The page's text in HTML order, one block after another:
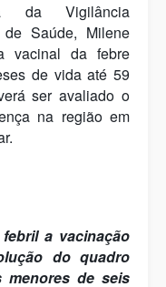
da Vigilância
de Saúde, Milene
vacinal da febre
de vida até 59
ser avaliado o
na região em
a vacinação
do quadro
menores de seis